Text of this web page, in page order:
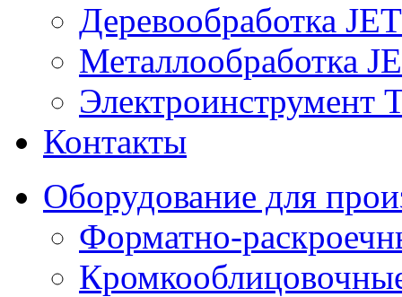
Деревообработка JET
Металлообработка
Электроинструмент
Контакты
Оборудование для
Форматно-